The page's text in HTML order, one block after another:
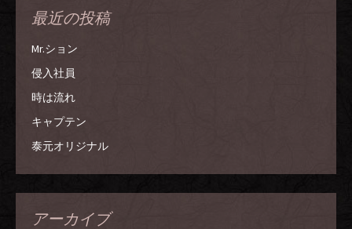
最近の投稿
Mr.ション
侵入社員
時は流れ
キャプテン
泰元オリジナル
アーカイブ